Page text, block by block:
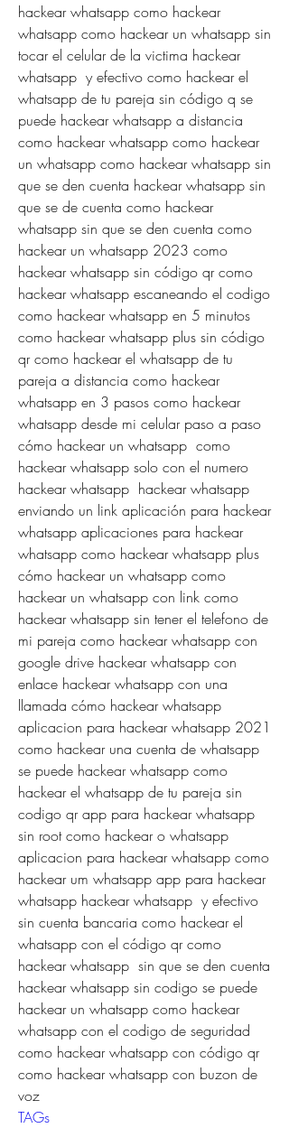
hackear whatsapp como hackear
whatsapp como hackear un whatsapp sin
tocar el celular de la victima hackear
whatsapp  y efectivo como hackear el
whatsapp de tu pareja sin código q se
puede hackear whatsapp a distancia
como hackear whatsapp como hackear
un whatsapp como hackear whatsapp sin
que se den cuenta hackear whatsapp sin
que se de cuenta como hackear
whatsapp sin que se den cuenta como
hackear un whatsapp 2023 como
hackear whatsapp sin código qr como
hackear whatsapp escaneando el codigo
como hackear whatsapp en 5 minutos
como hackear whatsapp plus sin código
qr como hackear el whatsapp de tu
pareja a distancia como hackear
whatsapp en 3 pasos como hackear
whatsapp desde mi celular paso a paso
cómo hackear un whatsapp  como
hackear whatsapp solo con el numero
hackear whatsapp  hackear whatsapp
enviando un link aplicación para hackear
whatsapp aplicaciones para hackear
whatsapp como hackear whatsapp plus
cómo hackear un whatsapp como
hackear un whatsapp con link como
hackear whatsapp sin tener el telefono de
mi pareja como hackear whatsapp con
google drive hackear whatsapp con
enlace hackear whatsapp con una
llamada cómo hackear whatsapp
aplicacion para hackear whatsapp 2021
como hackear una cuenta de whatsapp
se puede hackear whatsapp como
hackear el whatsapp de tu pareja sin
codigo qr app para hackear whatsapp
sin root como hackear o whatsapp
aplicacion para hackear whatsapp como
hackear um whatsapp app para hackear
whatsapp hackear whatsapp  y efectivo
sin cuenta bancaria como hackear el
whatsapp con el código qr como
hackear whatsapp  sin que se den cuenta
hackear whatsapp sin codigo se puede
hackear un whatsapp como hackear
whatsapp con el codigo de seguridad
como hackear whatsapp con código qr
como hackear whatsapp con buzon de
voz
TAGs